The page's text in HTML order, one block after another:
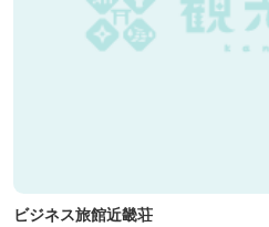
ビジネス旅館近畿荘